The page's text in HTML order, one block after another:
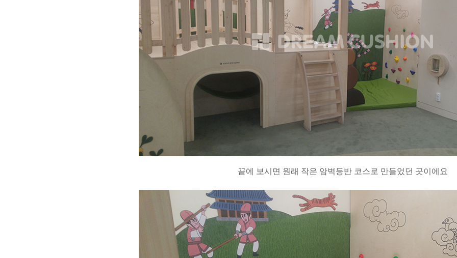
끝에 보시면 원래 작은 암벽등반 코스로 만들었던 곳이에요